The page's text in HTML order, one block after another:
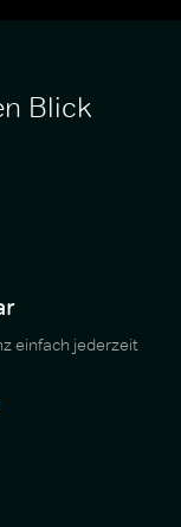
Blick
einfach jederzeit